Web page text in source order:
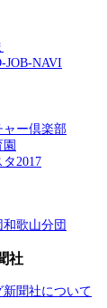
JOB-NAVI
ャー倶楽部
2017
和歌山分団
社
聞社について